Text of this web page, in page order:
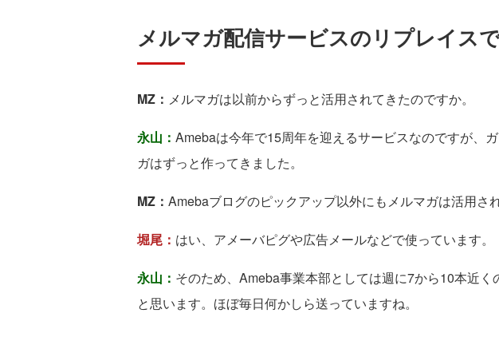
メルマガ配信サービスのリプレイス
MZ： メルマガは以前からずっと活用されてきたのですか。
永山： Amebaは今年で15周年を迎えるサービスなのですが、
ガはずっと作ってきました。
MZ： Amebaブログのピックアップ以外にもメルマガは活用さ
堀尾： はい、アメーバピグや広告メールなどで使っています。
永山： そのため、Ameba事業本部としては週に7から10本近く
と思います。ほぼ毎日何かしら送っていますね。